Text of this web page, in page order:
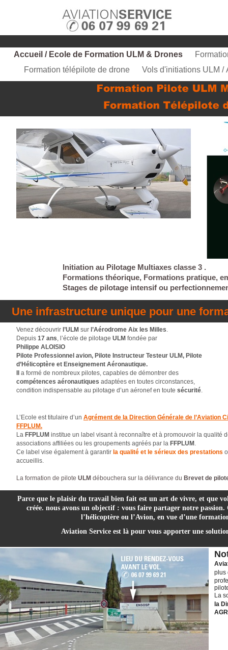
Accueil / Ecole de Formation ULM & Drones
Formation télépilote de drone
Vols d'initiations ULM
L’Ecole est titulaire d’un Agrément de la Direction Générale de l’Aviation
FFPLUM.
La FFPLUM institue un label visant à reconnaître et à promouvoir la qualité
associations affiliées ou les groupements agréés par la FFPLUM .
Ce label vise également à garantir la qualité et le sérieux des prestations
accueillis.
La formation de pilote ULM débouchera sur la délivrance du Brevet de
Venez découvrir l’ULM sur l’Aérodrome Aix les Milles.
Depuis 17 ans, l’école de pilotage ULM fondée par
Philippe ALOISIO
Pilote Professionnel avion, Pilote Instructeur Testeur ULM, Pilote
d’Hélicoptère et Enseignement Aéronautique.
a formé de nombreux pilotes, capables de démontrer des
compétences aéronautiques adaptées en toutes circonstances,
condition indispensable au pilotage d’un aéronef en toute sécurité.
plus
La
la
Initiation au Pilotage Multiaxes classe 3 .
Formations théorique, Formations pratique,
Stages de pilotage intensif ou
Parce que le plaisir du travail bien fait est un art de vivre, et que
créée. nous avons un objectif : vous faire partager notre
l’hélicoptère ou l’Avion, en vue d’une
Aviation Service est là pour vous apporter une
Une infrastructure unique pour une